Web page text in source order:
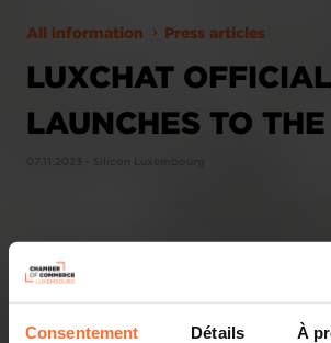
Consentement Détails À
All information Press articles
LUXCHAT
LAUNCHES TO